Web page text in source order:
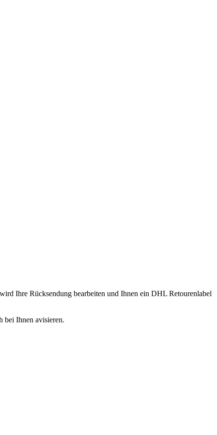
Ihre Rücksendung bearbeiten und Ihnen ein DHL Retourenlabel
bei Ihnen avisieren.